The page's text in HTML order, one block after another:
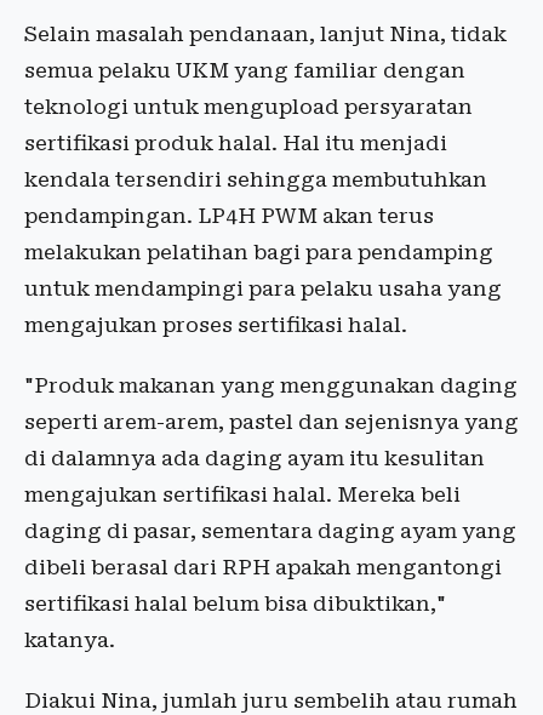
Selain masalah pendanaan, lanjut Nina, tidak
semua pelaku UKM yang familiar dengan
teknologi untuk mengupload persyaratan
sertifikasi produk halal. Hal itu menjadi
kendala tersendiri sehingga membutuhkan
pendampingan. LP4H PWM akan terus
melakukan pelatihan bagi para pendamping
untuk mendampingi para pelaku usaha yang
mengajukan proses sertifikasi halal.
"Produk makanan yang menggunakan daging
seperti arem-arem, pastel dan sejenisnya yang
di dalamnya ada daging ayam itu kesulitan
mengajukan sertifikasi halal. Mereka beli
daging di pasar, sementara daging ayam yang
dibeli berasal dari RPH apakah mengantongi
sertifikasi halal belum bisa dibuktikan,"
katanya.
Diakui Nina, jumlah juru sembelih atau rumah